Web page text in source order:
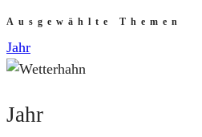
Ausgewählte Themen
Jahr
Jahr